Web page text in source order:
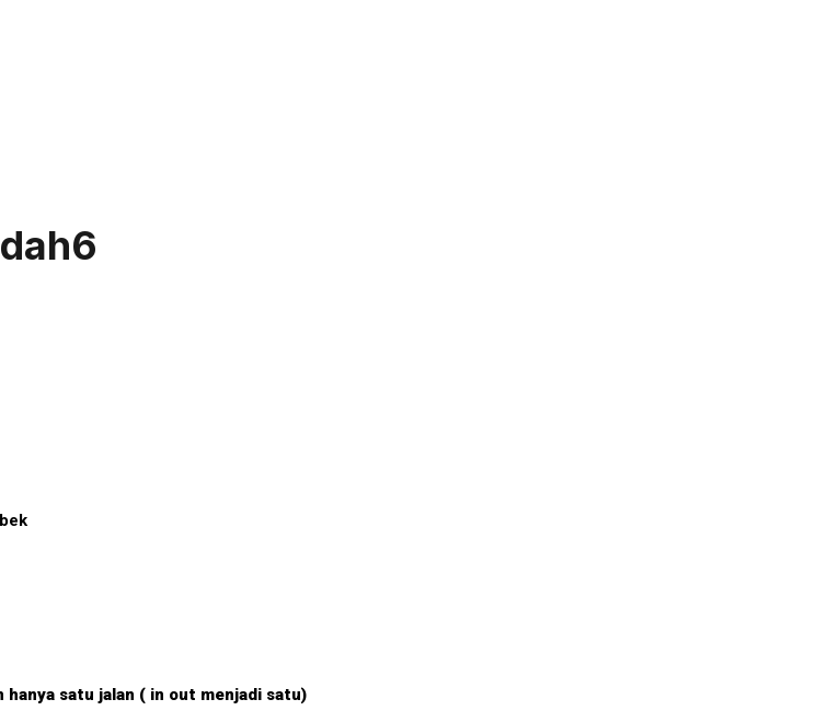
hanya satu jalan ( in out menjadi satu)